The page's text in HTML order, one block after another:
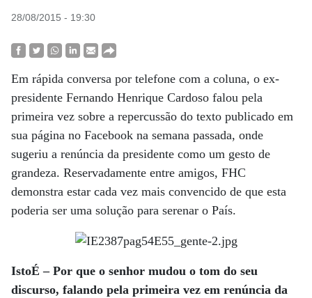
28/08/2015 - 19:30
Em rápida conversa por telefone com a coluna, o ex-
presidente Fernando Henrique Cardoso falou pela
primeira vez sobre a repercussão do texto publicado em
sua página no Facebook na semana passada, onde
sugeriu a renúncia da presidente como um gesto de
grandeza. Reservadamente entre amigos, FHC
demonstra estar cada vez mais convencido de que esta
poderia ser uma solução para serenar o País.
IstoÉ – Por que o senhor mudou o tom do seu
discurso, falando pela primeira vez em renúncia da